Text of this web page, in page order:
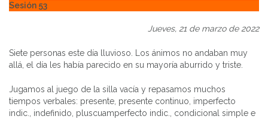
Sesión 53
Jueves, 21 de marzo de 2022
Siete personas este día lluvioso. Los ánimos no andaban muy
allá, el día les había parecido en su mayoría aburrido y triste.
Jugamos al juego de la silla vacía y repasamos muchos
tiempos verbales: presente, presente continuo, imperfecto
indic., indefinido, pluscuamperfecto indic., condicional simple e